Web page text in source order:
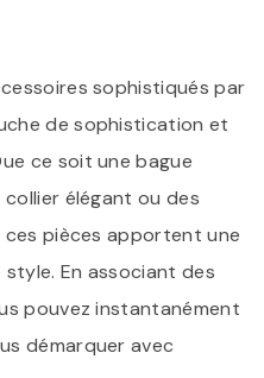
sophistiqués par
de sophistication et
ce soit une bague
élégant ou des
ces pièces apportent une
En associant des
pouvez instantanément
démarquer avec